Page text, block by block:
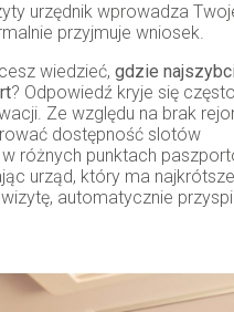
urzędnik wprowadza
przyjmuje wniosek.
wiedzieć, gdzie
? Odpowiedź kryje się
Ze względu na brak
dostępność slotów
różnych punktach
urząd, który ma
automatycznie